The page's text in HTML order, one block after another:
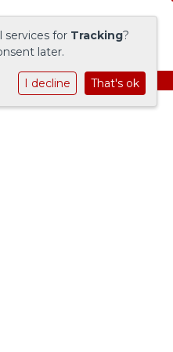
services for Tracking?
later.
I decline That's ok